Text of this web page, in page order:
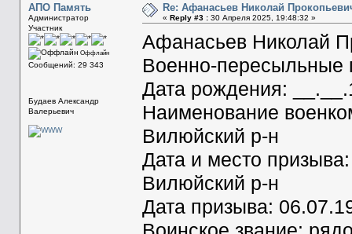
АПО Память
Администратор
Участник
Оффлайн
Сообщений: 29 343
Будаев Александр
Валерьевич
Re: Афанасьев Николай
«Reply #3 : 30 Апреля 2025, 19:48:32 »
Афанасьев Николай
Военно-пересыльные
Дата рождения:
Наименование
Вилюйский р-н
Дата и место
Вилюйский р-н
Дата призыва: